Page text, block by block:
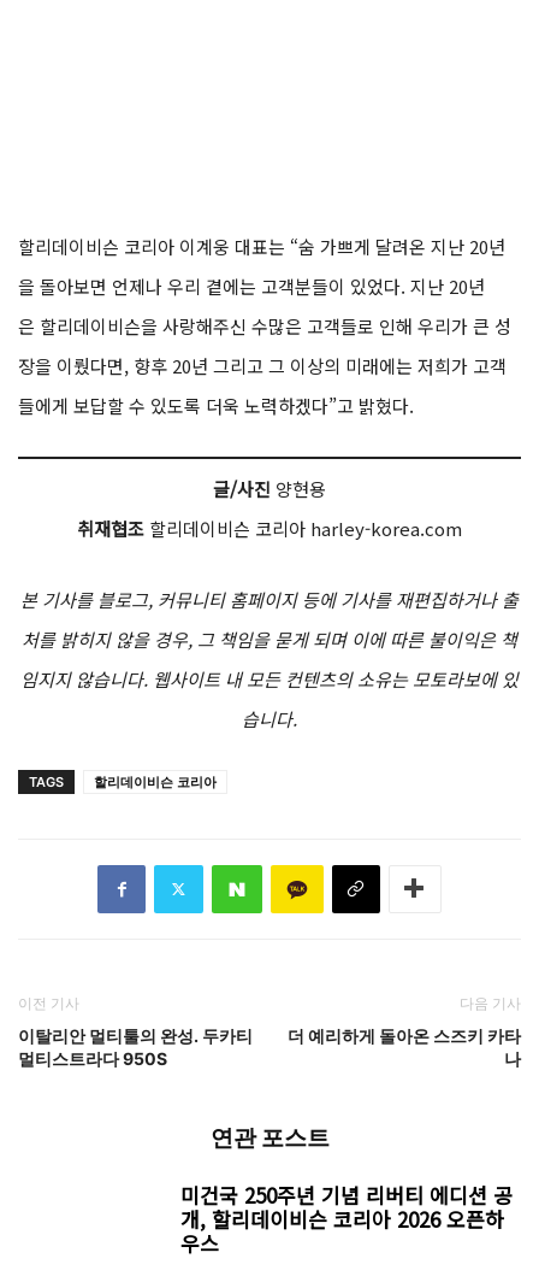
할리데이비슨 코리아 이계웅 대표는 “숨 가쁘게 달려온 지난 20년
을 돌아보면 언제나 우리 곁에는 고객분들이 있었다. 지난 20년
은 할리데이비슨을 사랑해주신 수많은 고객들로 인해 우리가 큰 성
장을 이뤘다면, 향후 20년 그리고 그 이상의 미래에는 저희가 고객
들에게 보답할 수 있도록 더욱 노력하겠다”고 밝혔다.
글/사진 양현용
취재협조 할리데이비슨 코리아 harley-korea.com
본 기사를 블로그, 커뮤니티 홈페이지 등에 기사를 재편집하거나 출
처를 밝히지 않을 경우, 그 책임을 묻게 되며 이에 따른 불이익은 책
임지지 않습니다. 웹사이트 내 모든 컨텐츠의 소유는 모토라보에 있
습니다.
TAGS 할리데이비슨 코리아
이전 기사
이탈리안 멀티툴의 완성. 두카티
멀티스트라다 950S
다음 기사
더 예리하게 돌아온 스즈키 카타
나
연관 포스트
미건국 250주년 기념 리버티 에디션 공
개, 할리데이비슨 코리아 2026 오픈하
우스